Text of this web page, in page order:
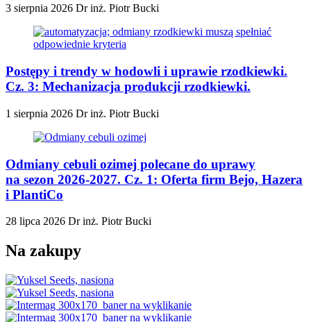
3 sierpnia 2026 Dr inż. Piotr Bucki
Postępy i trendy w hodowli i uprawie rzodkiewki.
Cz. 3: Mechanizacja produkcji rzodkiewki.
1 sierpnia 2026 Dr inż. Piotr Bucki
Odmiany cebuli ozimej polecane do uprawy
na sezon 2026-2027. Cz. 1: Oferta firm Bejo, Hazera
i PlantiCo
28 lipca 2026 Dr inż. Piotr Bucki
Na zakupy